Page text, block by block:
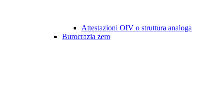
Attestazioni OIV o struttura analoga
Burocrazia zero